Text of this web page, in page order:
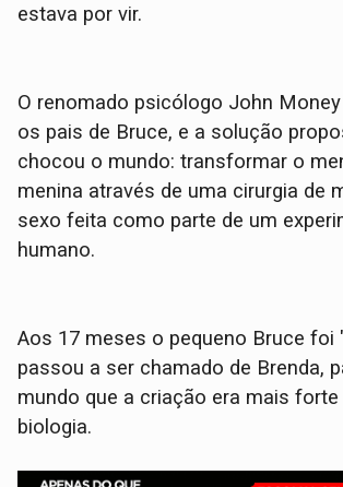
estava por vir.
O renomado psicólogo John
os pais de Bruce, e a solução
chocou o mundo: transformar o
menina através de uma cirurgia de
sexo feita como parte de um
humano.
Aos 17 meses o pequeno Bruce foi
passou a ser chamado de Brenda,
mundo que a criação era mais forte
biologia.